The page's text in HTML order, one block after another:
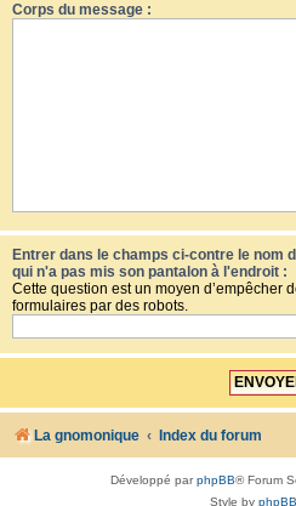
Corps du message :
Entrer dans le champs ci-contre le nom
qui n'a pas mis son pantalon à l'endroit :
Cette question est un moyen d’empêcher
formulaires par des robots.
La gnomonique Index du forum
Développé parphpBB® Forum
Style by